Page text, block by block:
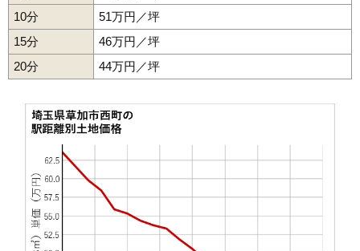
10分
51万円／坪
15分
46万円／坪
20分
44万円／坪